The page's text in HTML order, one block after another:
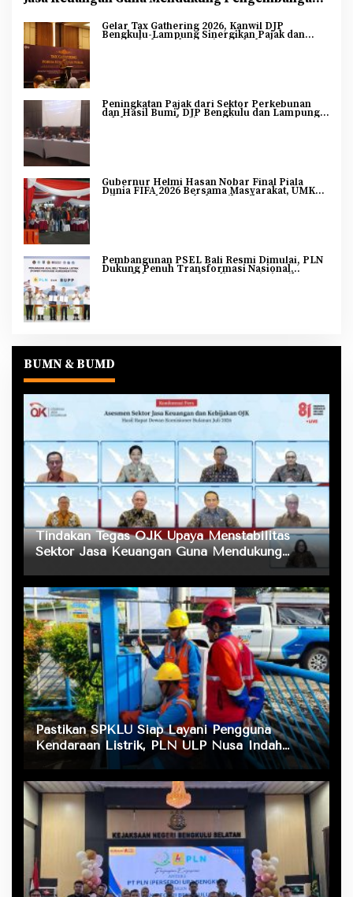
Gelar Tax Gathering 2026, Kanwil DJP
Bengkulu-Lampung Sinergikan Pajak dan
Pertumbuhan Ekonomi Bengkulu
Peningkatan Pajak dari Sektor Perkebunan
dan Hasil Bumi, DJP Bengkulu dan Lampung
Adakan Tax Gathering 2026
Gubernur Helmi Hasan Nobar Final Piala
Dunia FIFA 2026 Bersama Masyarakat, UMKM
Diborong dan Sembako Dibagikan
Pembangunan PSEL Bali Resmi Dimulai, PLN
Dukung Penuh Transformasi Nasional
Pengelolaan Sampah Jadi Energi Listrik
BUMN & BUMD
Tindakan Tegas OJK Upaya Menstabilitas
Sektor Jasa Keuangan Guna Mendukung
Pastikan SPKLU Siap Layani Pengguna
Kendaraan Listrik, PLN ULP Nusa Indah
Lakukan Pengecekan Fasilitas Pengisian Daya